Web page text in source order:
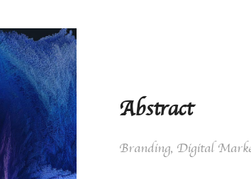
Abstract
Branding, Digital